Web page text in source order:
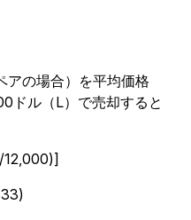
アの場合）を平均価格
ドル（L）で売却すると